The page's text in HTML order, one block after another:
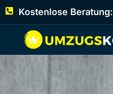
Kostenlose Beratung: